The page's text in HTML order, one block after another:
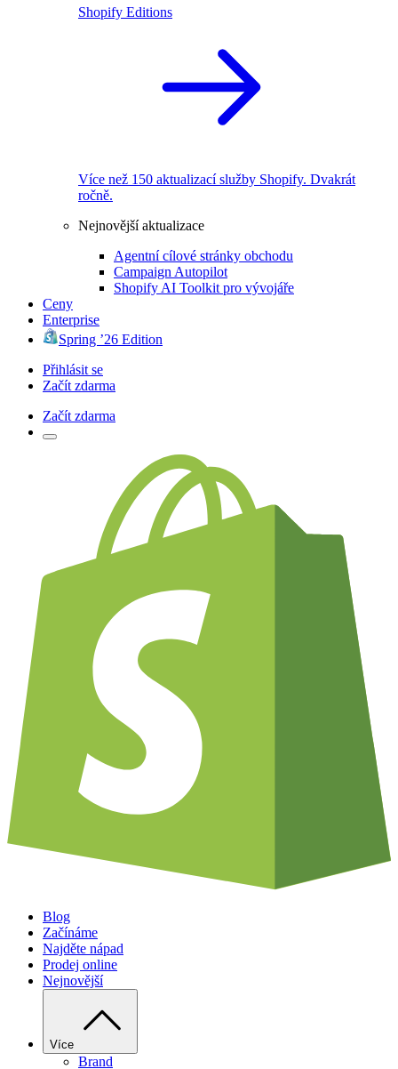
Shopify Editions
Více než 150 aktualizací služby Shopify. Dvakrát
ročně.
Nejnovější aktualizace
Agentní cílové stránky obchodu
Campaign Autopilot
Shopify AI Toolkit pro vývojáře
Ceny
Enterprise
Spring ’26 Edition
Přihlásit se
Začít zdarma
Začít zdarma
Blog
Začínáme
Najděte nápad
Prodej online
Nejnovější
Více
Brand